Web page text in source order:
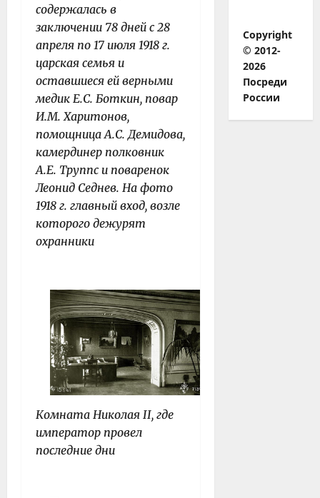
содержалась в
заключении 78 дней с 28
апреля по 17 июля 1918 г.
царская семья и
оставшиеся ей верными
медик Е.С. Боткин, повар
И.М. Харитонов,
помощница А.С. Демидова,
камердинер полковник
А.Е. Труппс и поваренок
Леонид Седнев. На фото
1918 г. главный вход, возле
которого дежурят
охранники
Комната Николая II, где
император провел
последние дни
Copyright
© 2012-
2026
Посреди
России